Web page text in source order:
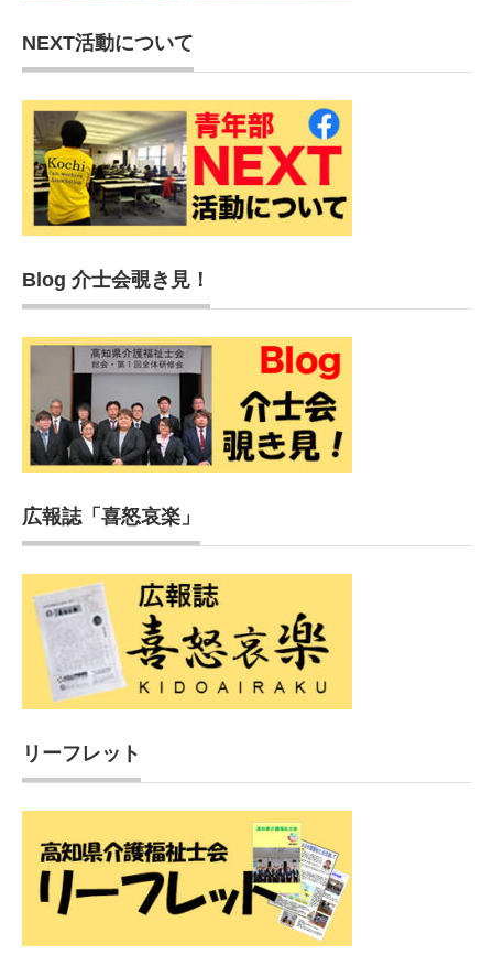
NEXT活動について
Blog 介士会覗き見！
広報誌「喜怒哀楽」
リーフレット